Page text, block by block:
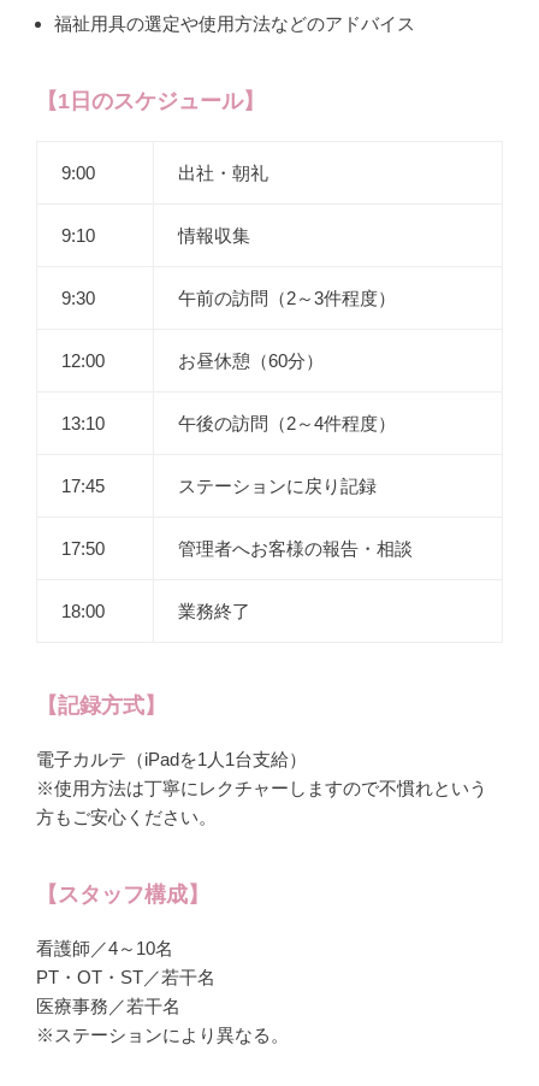
福祉用具の選定や使用方法などのアドバイス
【1日のスケジュール】
9:00 出社・朝礼
9:10 情報収集
9:30 午前の訪問（2～3件程度）
12:00 お昼休憩（60分）
13:10 午後の訪問（2～4件程度）
17:45 ステーションに戻り記録
17:50 管理者へお客様の報告・相談
18:00 業務終了
【記録方式】
電子カルテ（iPadを1人1台支給）
※使用方法は丁寧にレクチャーしますので不慣れという
方もご安心ください。
【スタッフ構成】
看護師／4～10名
PT・OT・ST／若干名
医療事務／若干名
※ステーションにより異なる。